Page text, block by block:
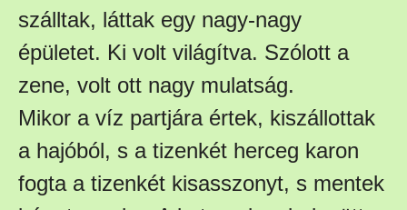
szálltak, láttak egy nagy-nagy
épületet. Ki volt világítva. Szólott a
zene, volt ott nagy mulatság.
Mikor a víz partjára értek, kiszállottak
a hajóból, s a tizenkét herceg karon
fogta a tizenkét kisasszonyt, s mentek